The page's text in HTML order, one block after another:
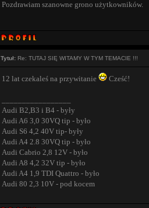
Pozdrawiam szanowne grono użytkowników.
Tytuł: Re: TUTAJ SIĘ WITAMY W TYM TEMACIE !!!
12 lat czekaleś na przywitanie Cześć!
Audi B2,B3 i B4 - były
Audi A6 3,0 30VQ tip - było
Audi S6 4,2 40V tip- były
Audi A4 2.8 30VQ tip - było
Audi Cabrio 2,8 12V - było
Audi A8 4,2 32V tip - było
Audi A4 1,9 TDI Quattro - było
Audi 80 2,3 10V - pod kocem